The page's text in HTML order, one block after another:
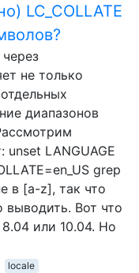
LC_COLLATE
не только
диапазонов
LANGUAGE
grep
в [a-z], так что
выводить. Вот что
или 10.04. Но
locale